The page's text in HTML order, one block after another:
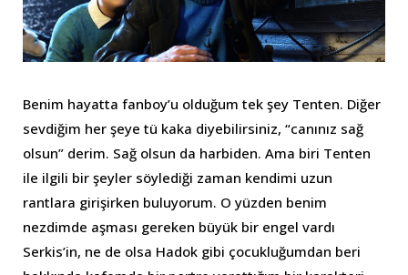
Benim hayatta fanboy’u olduğum tek şey Tenten. Diğer
sevdiğim her şeye tü kaka diyebilirsiniz, “canınız sağ
olsun” derim. Sağ olsun da harbiden. Ama biri Tenten
ile ilgili bir şeyler söylediği zaman kendimi uzun
rantlara girişirken buluyorum. O yüzden benim
nezdimde aşması gereken büyük bir engel vardı
Serkis’in, ne de olsa Hadok gibi çocukluğumdan beri